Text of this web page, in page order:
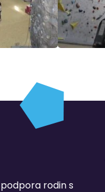
rodin s